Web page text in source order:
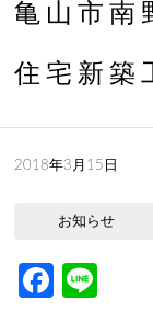
亀山市南
住宅新築
2018年3月15日
お知らせ